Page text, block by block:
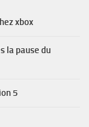
xbox
la pause du
5